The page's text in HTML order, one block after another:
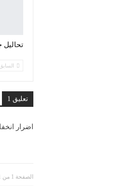
السابق
تعليق 1
اضرار
الصفحة 1 من 1